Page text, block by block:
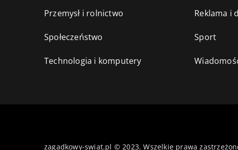
Przemysł i rolnictwo Reklama i
Społeczeństwo Sport
Technologia i komputery
zagadkowy-swiat.pl © 2023. Wszelkie prawa